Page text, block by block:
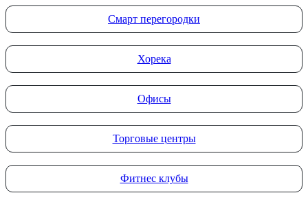
Смарт перегородки
Хорека
Офисы
Торговые центры
Фитнес клубы